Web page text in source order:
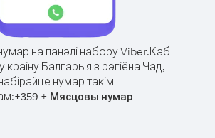
на панэлі набору Viber.Каб
краіну Балгарыя з рэгіёна Чад,
нумар такім
+359 + Мясцовы нумар